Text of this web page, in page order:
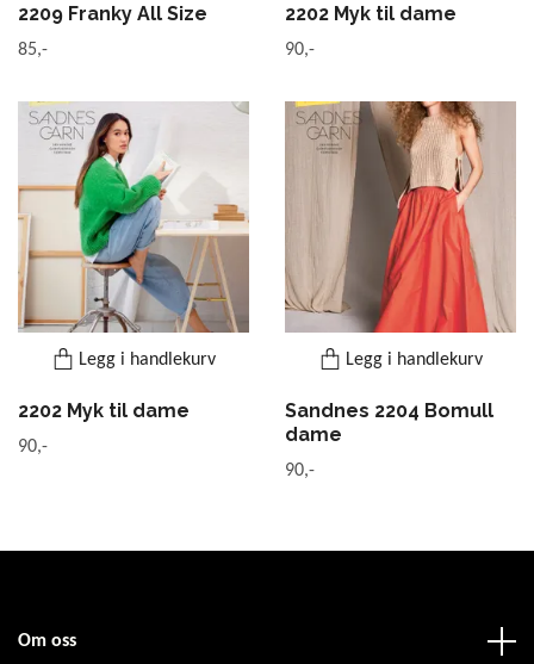
2209 Franky All Size
85,-
2202 Myk til dame
90,-
Legg i handlekurv
2202 Myk til dame
90,-
Legg i handlekurv
Sandnes 2204 Bomull
dame
90,-
Om oss